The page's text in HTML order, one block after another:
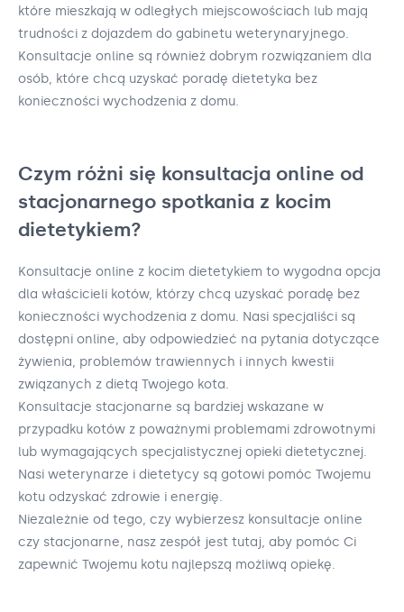
które mieszkają w odległych miejscowościach lub mają
trudności z dojazdem do gabinetu weterynaryjnego.
Konsultacje online są również dobrym rozwiązaniem dla
osób, które chcą uzyskać poradę dietetyka bez
konieczności wychodzenia z domu.
Czym różni się konsultacja online od
stacjonarnego spotkania z kocim
dietetykiem?
Konsultacje online z kocim dietetykiem to wygodna opcja
dla właścicieli kotów, którzy chcą uzyskać poradę bez
konieczności wychodzenia z domu. Nasi specjaliści są
dostępni online, aby odpowiedzieć na pytania dotyczące
żywienia, problemów trawiennych i innych kwestii
związanych z dietą Twojego kota.
Konsultacje stacjonarne są bardziej wskazane w
przypadku kotów z poważnymi problemami zdrowotnymi
lub wymagających specjalistycznej opieki dietetycznej.
Nasi weterynarze i dietetycy są gotowi pomóc Twojemu
kotu odzyskać zdrowie i energię.
Niezależnie od tego, czy wybierzesz konsultacje online
czy stacjonarne, nasz zespół jest tutaj, aby pomóc Ci
zapewnić Twojemu kotu najlepszą możliwą opiekę.